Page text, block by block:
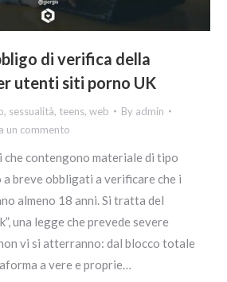
di verifica della
utenti siti porno UK
, sessualità, teens, web By admin
un commento
che contengono materiale di tipo
breve obbligati a verificare che i
almeno 18 anni. Si tratta del
una legge che prevede severe
vi si atterranno: dal blocco totale
a vere e proprie…